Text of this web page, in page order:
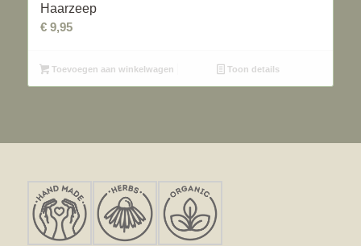
Haarzeep
€9,95
Toevoegen aan winkelwagen Toon details